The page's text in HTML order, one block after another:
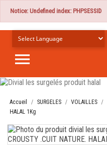
Notice: Undefined index: PHPSESSID

Accueil SURGELES VOLAILLES
HALAL 1Kg